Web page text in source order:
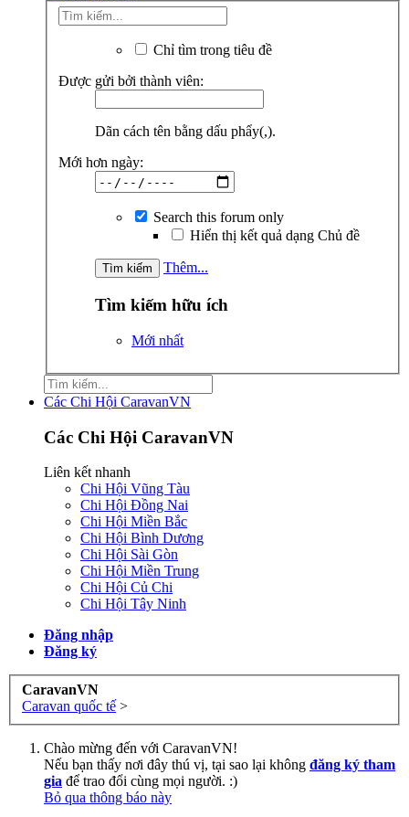
Chỉ tìm trong tiêu đề
Được gửi bởi thành viên:
Dãn cách tên bằng dấu phẩy(,).
Mới hơn ngày:
Search this forum only
Hiển thị kết quả dạng Chủ đề
Thêm...
Tìm kiếm hữu ích
Mới nhất
Các Chi Hội CaravanVN
Các Chi Hội CaravanVN
Liên kết nhanh
Chi Hội Vũng Tàu
Chi Hội Đồng Nai
Chi Hội Miền Bắc
Chi Hội Bình Dương
Chi Hội Sài Gòn
Chi Hội Miền Trung
Chi Hội Củ Chi
Chi Hội Tây Ninh
Đăng nhập
Đăng ký
CaravanVN
Caravan quốc tế >
Chào mừng đến với CaravanVN!
Nếu bạn thấy nơi đây thú vị, tại sao lại không đăng ký tham
gia để trao đổi cùng mọi người. :)
Bỏ qua thông báo này